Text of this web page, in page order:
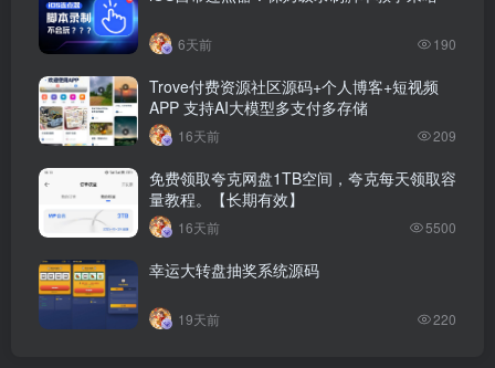
6天前 190
Trove付费资源社区源码+个人博客+短视频
APP 支持AI大模型多支付多存储
16天前 209
免费领取夸克网盘1TB空间，夸克每天领取容
量教程。【长期有效】
16天前 5500
幸运大转盘抽奖系统源码
19天前 220